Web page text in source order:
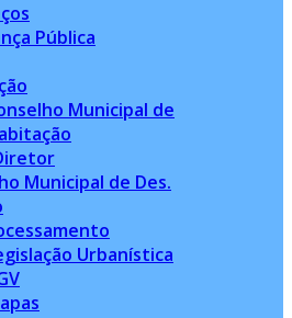
Pública
Municipal de
Municipal de Des.
Urbanística